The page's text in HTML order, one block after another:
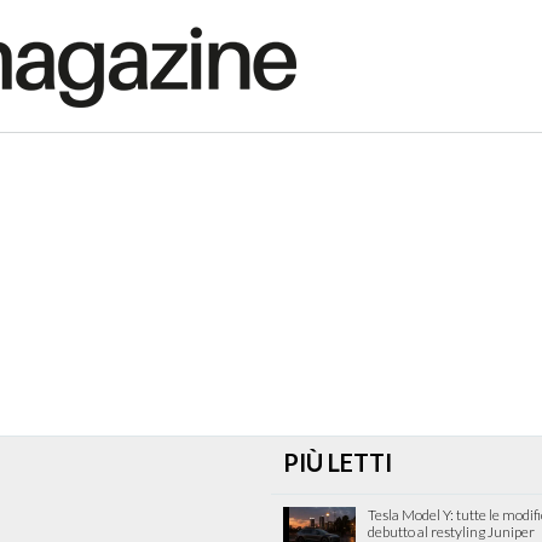
PIÙ LETTI
Tesla Model Y: tutte le
debutto al restyling Juniper